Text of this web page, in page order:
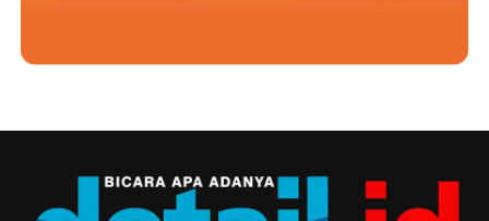
bukan cuma bawa gathul saja, ini butiran tasbih tetap
Desa Mekar Sari ya Kang, soalnya jarang saya lihat warga
saya di kebun dan memiliki kebun bunga sebagus ini